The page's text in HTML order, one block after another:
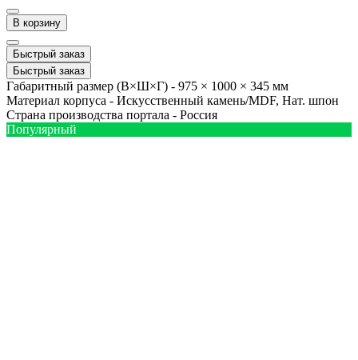
В корзину
Быстрый заказ
Быстрый заказ
Габаритный размер (В×Ш×Г) - 975 × 1000 × 345 мм
Материал корпуса - Искусственный камень/MDF, Нат. шпон
Страна производства портала - Россия
Популярный